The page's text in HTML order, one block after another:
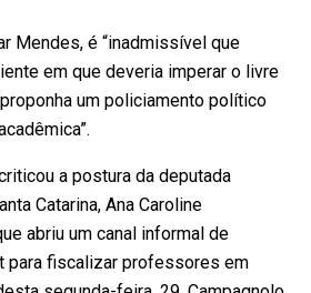
Mendes, é “inadmissível que
em que deveria imperar o livre
um policiamento político
a postura da deputada
Catarina, Ana Caroline
abriu um canal informal de
para fiscalizar professores em